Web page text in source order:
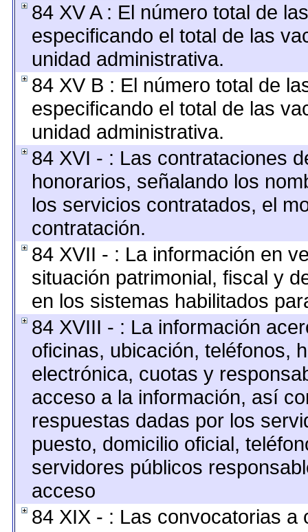
84 XV A : El número total de
especificando el total de las
unidad administrativa.
84 XV B : El número total de
especificando el total de las
unidad administrativa.
84 XVI - : Las contrataciones
honorarios, señalando los
los servicios contratados, el
contratación.
84 XVII - : La información en
situación patrimonial, fiscal y
en los sistemas habilitados
84 XVIII - : La información
oficinas, ubicación, teléfonos,
electrónica, cuotas y
acceso a la información, así
respuestas dadas por los
puesto, domicilio oficial,
servidores públicos
acceso
84 XIX - : Las convocatorias